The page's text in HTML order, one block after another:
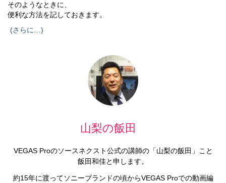
そのようなときに、
便利な方法を記しておきます。
(さらに…)
山梨の飯田
VEGAS Proのソースネクスト公式の講師の「山梨の飯田」こと
飯田和佳と申します。
約15年に渡ってソニーブランドの頃からVEGAS Proでの動画編